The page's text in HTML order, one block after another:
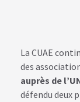
La CUAE
des
auprès de
défendu deux